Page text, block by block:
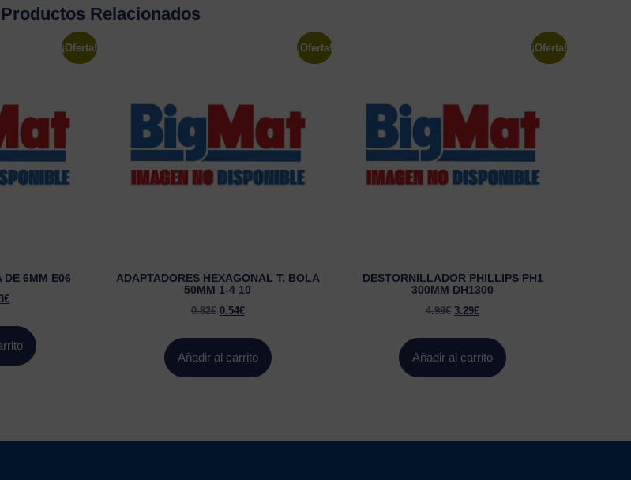
Productos Relacionados
¡Oferta!
DE 6MM E06
€
¡Oferta!
ADAPTADORES HEXAGONAL T. BOLA
50MM 1-4 10
0.82€ 0.54€
Añadir al carrito
¡Oferta!
DESTORNILLADOR PHILLIPS PH1
300MM DH1300
4.99€ 3.29€
Añadir al carrito